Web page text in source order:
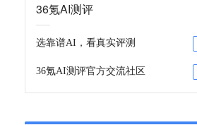
36氪AI测评
选靠谱AI，看真实评测
36氪AI测评官方交流社区